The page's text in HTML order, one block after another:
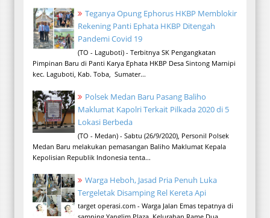
Teganya Opung Ephorus HKBP Memblokir
Rekening Panti Ephata HKBP Ditengah
Pandemi Covid 19
(TO - Laguboti) - Terbitnya SK Pengangkatan
Pimpinan Baru di Panti Karya Ephata HKBP Desa Sintong Marnipi
kec. Laguboti, Kab. Toba, Sumater...
Polsek Medan Baru Pasang Baliho
Maklumat Kapolri Terkait Pilkada 2020 di 5
Lokasi Berbeda
(TO - Medan) - Sabtu (26/9/2020), Personil Polsek
Medan Baru melakukan pemasangan Baliho Maklumat Kepala
Kepolisian Republik Indonesia tenta...
Warga Heboh, Jasad Pria Penuh Luka
Tergeletak Disamping Rel Kereta Api
target operasi.com - Warga Jalan Emas tepatnya di